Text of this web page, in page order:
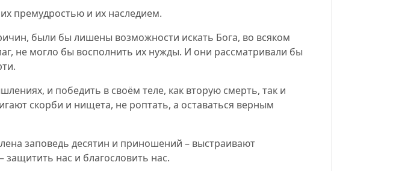
премудростью и их наследием.
были бы лишены возможности искать Бога, во всяком
не могло бы восполнить их нужды. И они рассматривали бы
и победить в своём теле, как вторую смерть, так и
скорби и нищета, не роптать, а оставаться верным
заповедь десятин и приношений – выстраивают
нас и благословить нас.